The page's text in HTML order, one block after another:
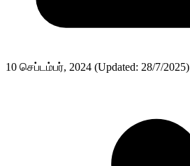
10 செப்டம்பர், 2024 (Updated: 28/7/2025)